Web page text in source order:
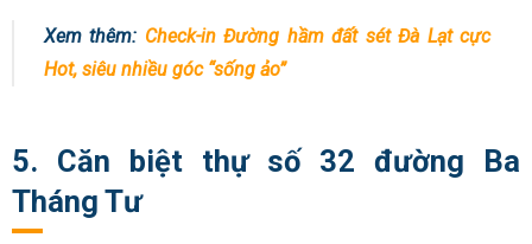
Xem thêm: Check-in Đường hầm đất sét Đà Lạt cực
Hot, siêu nhiều góc “sống ảo”
5. Căn biệt thự số 32 đường Ba
Tháng Tư